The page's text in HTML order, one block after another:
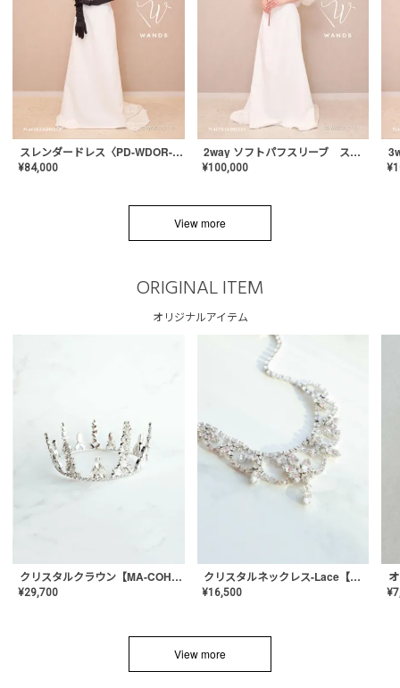
スレンダードレス〈PD-WDOR-2110〉
¥84,000
2way ソフトパフスリーブ スレンダードレス〈PD-WDOR-2112〉
¥100,000 ¥
View more
ORIGINAL ITEM
オリジナルアイテム
クリスタルクラウン【MA-COHD-01】韓国風クラウン/ウェディングクラウン/ティアラ
¥29,700
クリスタルネックレス-Lace【MA-CONL-02】
¥16,500 ¥
View more